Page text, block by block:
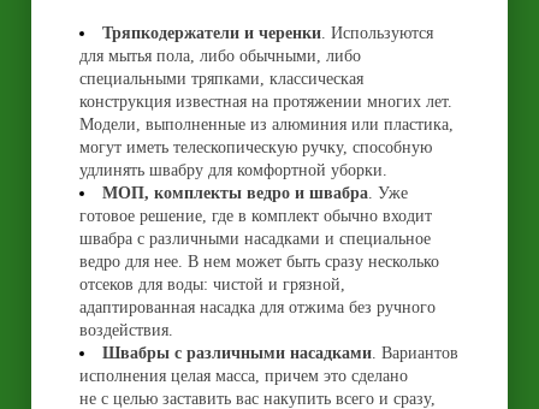
Тряпкодержатели и черенки. Используются
для мытья пола, либо обычными, либо
специальными тряпками, классическая
конструкция известная на протяжении многих лет.
Модели, выполненные из алюминия или пластика,
могут иметь телескопическую ручку, способную
удлинять швабру для комфортной уборки.
МОП, комплекты ведро и швабра. Уже
готовое решение, где в комплект обычно входит
швабра с различными насадками и специальное
ведро для нее. В нем может быть сразу несколько
отсеков для воды: чистой и грязной,
адаптированная насадка для отжима без ручного
воздействия.
Швабры с различными насадками. Вариантов
исполнения целая масса, причем это сделано
не с целью заставить вас накупить всего и сразу,